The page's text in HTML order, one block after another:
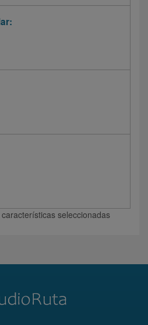
seleccionadas